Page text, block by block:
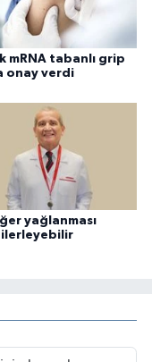
mRNA tabanlı grip
onay verdi
yağlanması
ilerleyebilir